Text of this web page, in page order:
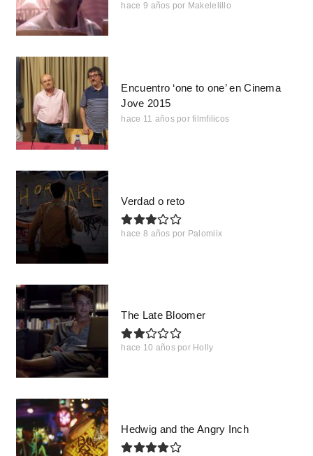
hace 9 años por Makelelillo
Encuentro ‘one to one’ en Cinema
Jove 2015
hace 11 años por filmfilicos
Verdad o reto
hace 8 años por Palomiix
The Late Bloomer
hace 10 años por Holly
Hedwig and the Angry Inch